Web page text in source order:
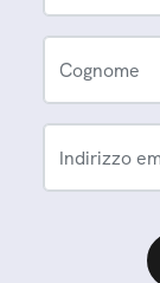
Cognome
Indirizzo